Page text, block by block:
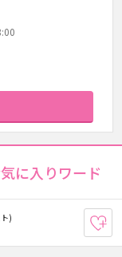
に入りワード
)